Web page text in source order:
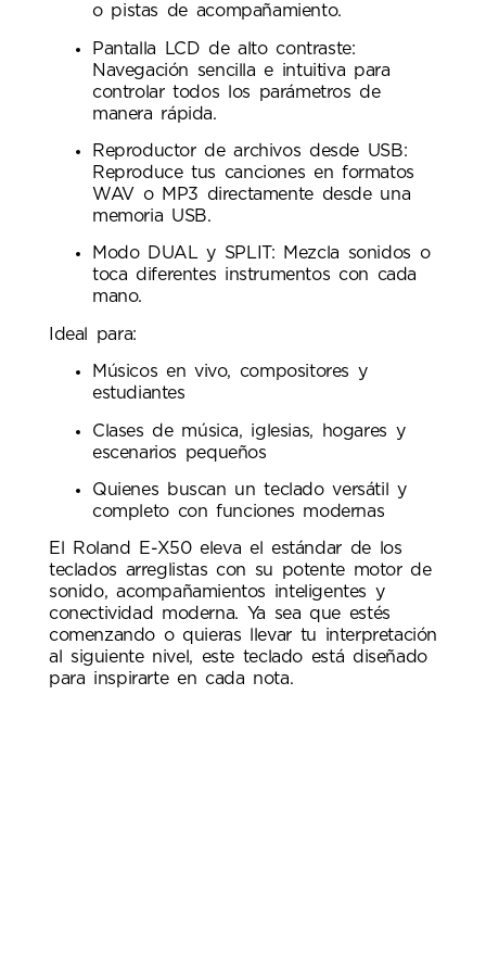
o pistas de acompañamiento.
Pantalla LCD de alto contraste:
Navegación sencilla e intuitiva para
controlar todos los parámetros de
manera rápida.
Reproductor de archivos desde USB:
Reproduce tus canciones en formatos
WAV o MP3 directamente desde una
memoria USB.
Modo DUAL y SPLIT: Mezcla sonidos o
toca diferentes instrumentos con cada
mano.
Ideal para:
Músicos en vivo, compositores y
estudiantes
Clases de música, iglesias, hogares y
escenarios pequeños
Quienes buscan un teclado versátil y
completo con funciones modernas
El Roland E-X50 eleva el estándar de los
teclados arreglistas con su potente motor de
sonido, acompañamientos inteligentes y
conectividad moderna. Ya sea que estés
comenzando o quieras llevar tu interpretación
al siguiente nivel, este teclado está diseñado
para inspirarte en cada nota.